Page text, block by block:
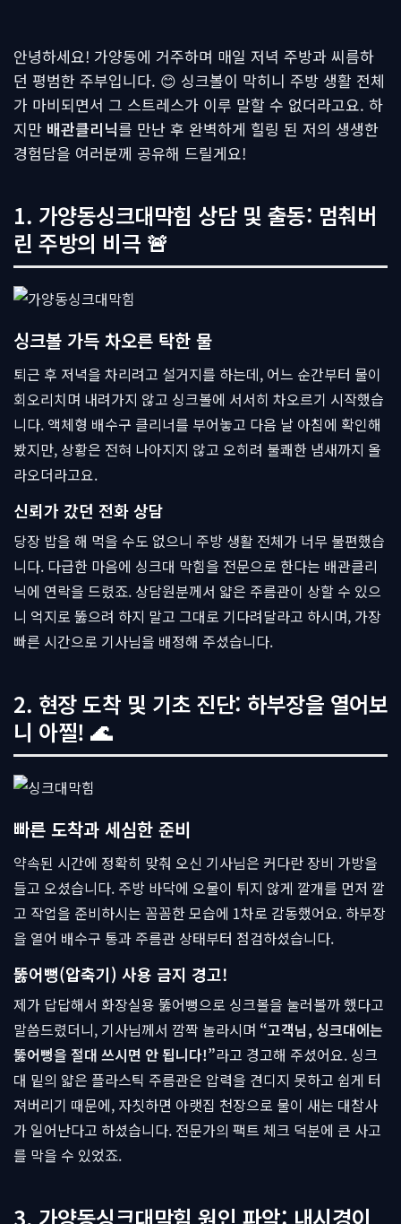
안녕하세요! 가양동에 거주하며 매일 저녁 주방과 씨름하
던 평범한 주부입니다. 😊 싱크볼이 막히니 주방 생활 전체
가 마비되면서 그 스트레스가 이루 말할 수 없더라고요. 하
지만 배관클리닉를 만난 후 완벽하게 힐링 된 저의 생생한
경험담을 여러분께 공유해 드릴게요!
1. 가양동싱크대막힘 상담 및 출동: 멈춰버
린 주방의 비극 🚨
싱크볼 가득 차오른 탁한 물
퇴근 후 저녁을 차리려고 설거지를 하는데, 어느 순간부터 물이
회오리치며 내려가지 않고 싱크볼에 서서히 차오르기 시작했습
니다. 액체형 배수구 클리너를 부어놓고 다음 날 아침에 확인해
봤지만, 상황은 전혀 나아지지 않고 오히려 불쾌한 냄새까지 올
라오더라고요.
신뢰가 갔던 전화 상담
당장 밥을 해 먹을 수도 없으니 주방 생활 전체가 너무 불편했습
니다. 다급한 마음에 싱크대 막힘을 전문으로 한다는 배관클리
닉에 연락을 드렸죠. 상담원분께서 얇은 주름관이 상할 수 있으
니 억지로 뚫으려 하지 말고 그대로 기다려달라고 하시며, 가장
빠른 시간으로 기사님을 배정해 주셨습니다.
2. 현장 도착 및 기초 진단: 하부장을 열어보
니 아찔! 🌊
빠른 도착과 세심한 준비
약속된 시간에 정확히 맞춰 오신 기사님은 커다란 장비 가방을
들고 오셨습니다. 주방 바닥에 오물이 튀지 않게 깔개를 먼저 깔
고 작업을 준비하시는 꼼꼼한 모습에 1차로 감동했어요. 하부장
을 열어 배수구 통과 주름관 상태부터 점검하셨습니다.
뚫어뻥(압축기) 사용 금지 경고!
제가 답답해서 화장실용 뚫어뻥으로 싱크볼을 눌러볼까 했다고
말씀드렸더니, 기사님께서 깜짝 놀라시며 “고객님, 싱크대에는
뚫어뻥을 절대 쓰시면 안 됩니다!”라고 경고해 주셨어요. 싱크
대 밑의 얇은 플라스틱 주름관은 압력을 견디지 못하고 쉽게 터
져버리기 때문에, 자칫하면 아랫집 천장으로 물이 새는 대참사
가 일어난다고 하셨습니다. 전문가의 팩트 체크 덕분에 큰 사고
를 막을 수 있었죠.
3. 가양동싱크대막힘 원인 파악: 내시경이